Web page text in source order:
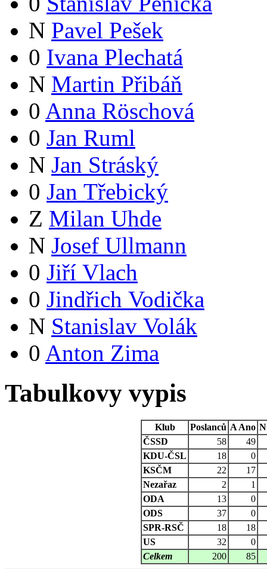
N Pavel Pešek
0 Ivana Plechatá
N Martin Přibáň
0 Anna Röschová
0 Jan Ruml
N Jan Stráský
0 Jan Třebický
Z Milan Uhde
N Josef Ullmann
0 Jiří Vlach
0 Jindřich Vodička
N Stanislav Volák
0 Anton Zima
Tabulkovy vypis
Klub Poslanců A Ano N
ČSSD
58
49
KDU-ČSL
18
0
KSČM
22
17
Nezařaz
2
1
ODA
13
0
ODS
37
0
SPR-RSČ
18
18
US
32
0
Celkem
200 85